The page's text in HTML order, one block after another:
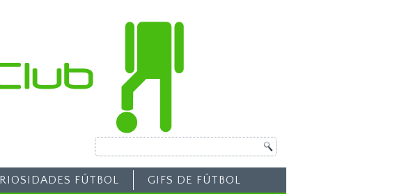
FÚTBOL GIFS DE FÚTBOL